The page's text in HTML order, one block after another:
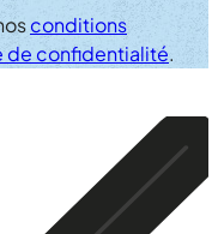
conditions
de confidentialité.